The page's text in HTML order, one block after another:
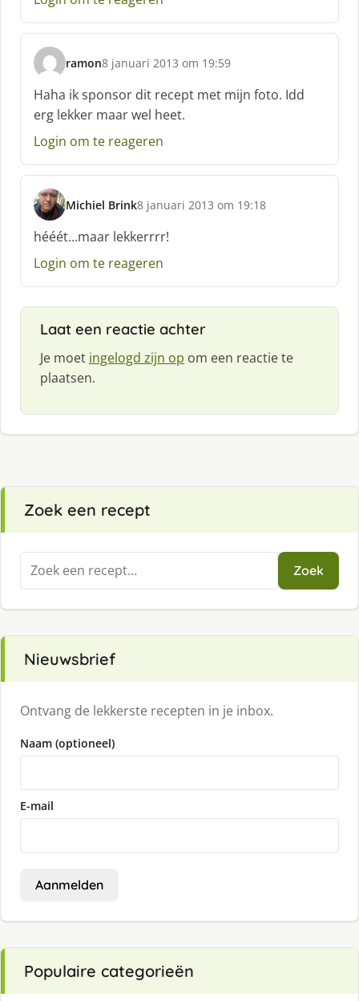
e
f
:
ramon
s
c
h
r
e
f
8 januari 2013 om 19:59
Haha ik sponsor dit recept met mijn foto. Idd
erg lekker maar wel heet.
Login om te reageren
Michiel Brink
s
c
h
r
8 januari 2013 om 19:18
hééét…maar lekkerrrr!
Login om te reageren
Laat een reactie achter
Je moet ingelogd zijn op om een reactie te
plaatsen.
Zoek een recept
Zoeken
naar:
Zoek
Nieuwsbrief
Ontvang de lekkerste recepten in je inbox.
Naam (optioneel)
E-mail
Aanmelden
Populaire categorieën